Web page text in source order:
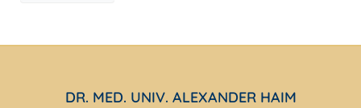
DR. MED. UNIV. ALEXANDER HAIM